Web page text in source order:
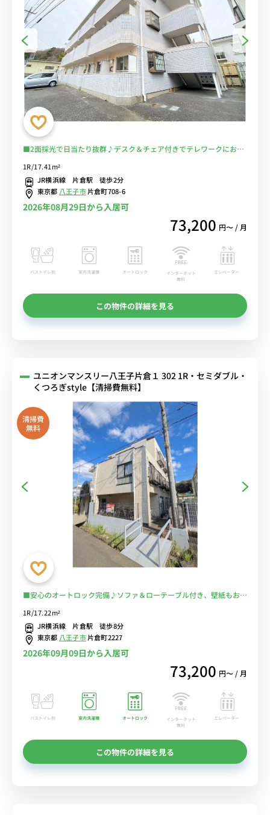
■2面採光で日当たり抜群♪デスク＆チェア付きでテレワークにおす
分/八王子や町田へ乗換なしでアクセス可能/近隣の片倉城跡公園で充
実の休日も■選べるWi-Fi格安レンタル中！
1R/17.41m²
JR横浜線 片倉駅 徒歩2分
東京都 八王子市片倉町708-6
2026年08月29日から入居可
73,200 円〜 / 月
バストイレ別 室内洗濯機 オートロック
インターネット
無料
エレベーター
この物件の詳細を見る
ユニオンマンスリー八王子片倉１ 302 1R・セミダブル・
くつろぎstyle【清掃費無料】
清掃費
無料
■安心のオートロック完備♪ソファ＆ローテーブル付き、壁紙もおし
ゃれで快適なお部屋♪■JR横浜線利用で八王子・横浜まで乗換なし
でアクセス/片倉城跡公園や片倉つどいの森公園など自然が多いのも
魅力的/コンビニ至近/駅前にスーパーあり■選べるWi-Fi格安レンタ
ル中！
1R/17.22m²
JR横浜線 片倉駅 徒歩8分
東京都 八王子市片倉町2227
2026年09月09日から入居可
73,200 円〜 / 月
バストイレ別 室内洗濯機 オートロック
インターネット
無料
エレベーター
この物件の詳細を見る